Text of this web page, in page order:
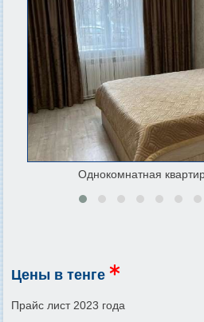
Однокомнатная
Цены в тенге
Прайс лист 2023 года